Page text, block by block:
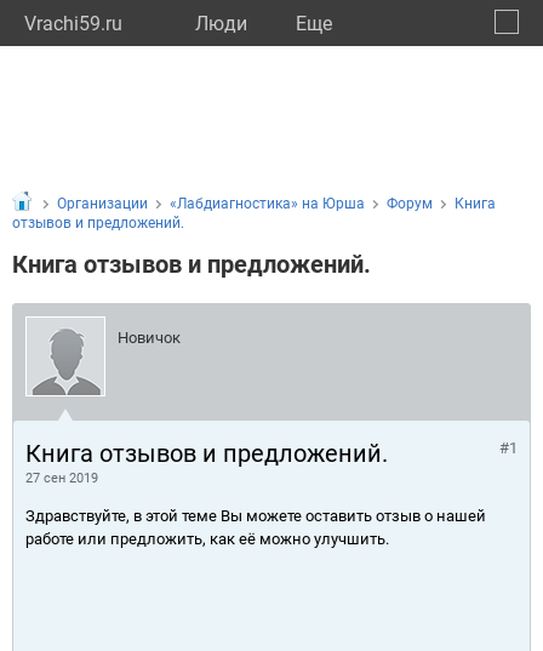
Vrachi59.ru Люди Eще
Организации «Лабдиагностика» на Юрша Форум
Книга
отзывов и предложений.
Книга отзывов и предложений.
Новичок
Книга отзывов и предложений.
27 сен 2019
#1
Здравствуйте, в этой теме Вы можете оставить отзыв о нашей
работе или предложить, как её можно улучшить.